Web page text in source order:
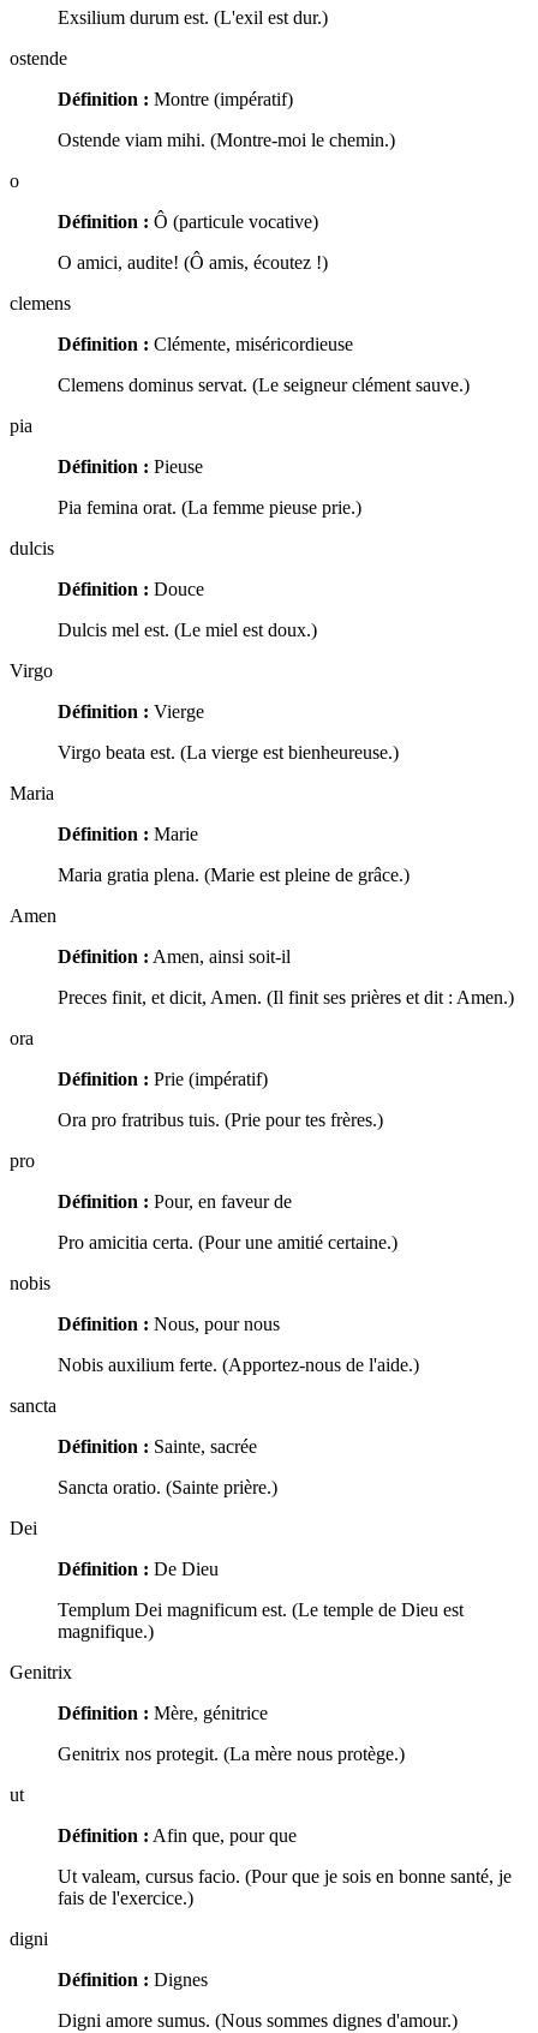
Exsilium durum est. (L'exil est dur.)
ostende
Définition : Montre (impératif)
Ostende viam mihi. (Montre-moi le chemin.)
o
Définition : Ô (particule vocative)
O amici, audite! (Ô amis, écoutez !)
clemens
Définition : Clémente, miséricordieuse
Clemens dominus servat. (Le seigneur clément sauve.)
pia
Définition : Pieuse
Pia femina orat. (La femme pieuse prie.)
dulcis
Définition : Douce
Dulcis mel est. (Le miel est doux.)
Virgo
Définition : Vierge
Virgo beata est. (La vierge est bienheureuse.)
Maria
Définition : Marie
Maria gratia plena. (Marie est pleine de grâce.)
Amen
Définition : Amen, ainsi soit-il
Preces finit, et dicit, Amen. (Il finit ses prières et dit : Amen.)
ora
Définition : Prie (impératif)
Ora pro fratribus tuis. (Prie pour tes frères.)
pro
Définition : Pour, en faveur de
Pro amicitia certa. (Pour une amitié certaine.)
nobis
Définition : Nous, pour nous
Nobis auxilium ferte. (Apportez-nous de l'aide.)
sancta
Définition : Sainte, sacrée
Sancta oratio. (Sainte prière.)
Dei
Définition : De Dieu
Templum Dei magnificum est. (Le temple de Dieu est
magnifique.)
Genitrix
Définition : Mère, génitrice
Genitrix nos protegit. (La mère nous protège.)
ut
Définition : Afin que, pour que
Ut valeam, cursus facio. (Pour que je sois en bonne santé, je
fais de l'exercice.)
digni
Définition : Dignes
Digni amore sumus. (Nous sommes dignes d'amour.)